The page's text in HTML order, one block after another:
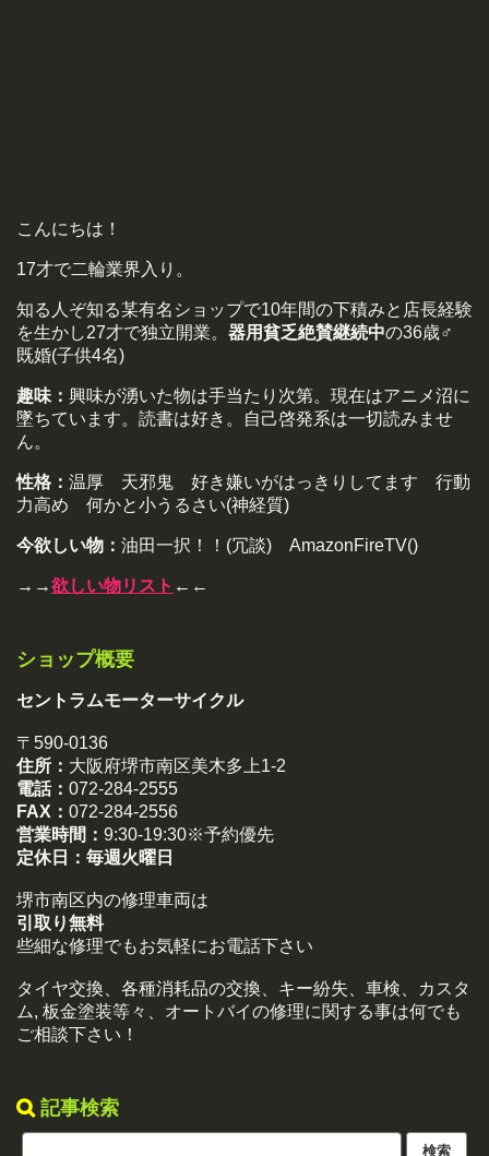
こんにちは！
17才で二輪業界入り。
知る人ぞ知る某有名ショップで10年間の下積みと店長経験
を生かし27才で独立開業。 器用貧乏絶賛継続中の36歳♂
既婚(子供4名)
趣味： 興味が湧いた物は手当たり次第。現在はアニメ沼に
墜ちています。読書は好き。自己啓発系は一切読みませ
ん。
性格： 温厚 天邪鬼 好き嫌いがはっきりしてます 行動
力高め 何かと小うるさい(神経質)
今欲しい物： 油田一択！！(冗談) AmazonFireTV()
→→欲しい物リスト ←←
ショップ概要
セントラムモーターサイクル
〒590-0136
住所： 大阪府堺市南区美木多上1-2
電話： 072-284-2555
FAX： 072-284-2556
営業時間： 9:30-19:30※予約優先
定休日： 毎週火曜日
堺市南区内の修理車両は
引取り無料
些細な修理でもお気軽にお電話下さい
タイヤ交換、各種消耗品の交換、キー紛失、車検、カスタ
ム, 板金塗装等々、オートバイの修理に関する事は何でも
ご相談下さい！
記事検索